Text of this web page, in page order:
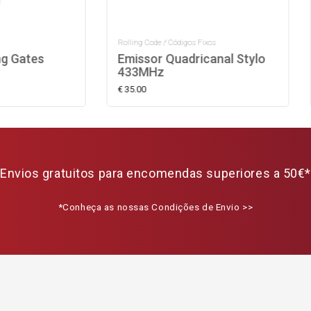
Quadricanal Stylo
Acessórios para Motores
Cremalheira em Nylon
Envios gratuitos para encomendas superiores a 50€*
*Conheça as nossas Condições de Envio >>